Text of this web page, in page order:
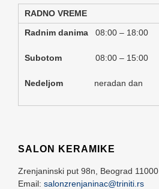
RADNO VREME
Radnim danima 08:00 – 18:00
Subotom 08:00 – 15:00
Nedeljom neradan dan
SALON KERAMIKE
Zrenjaninski put 98n, Beograd 11000
Email: salonzrenjaninac@triniti.rs